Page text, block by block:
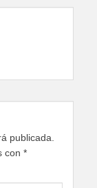
publicada.
con *